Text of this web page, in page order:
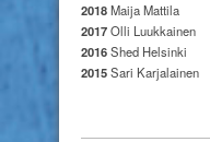
2018Maija Mattila
2017Olli Luukkainen
2016Shed Helsinki
2015Sari Karjalainen